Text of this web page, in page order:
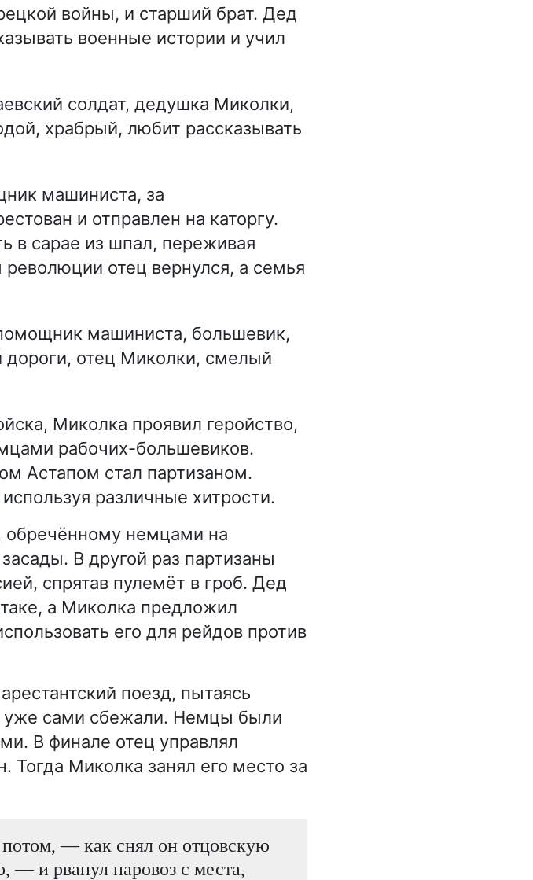
войны, и старший брат. Дед
военные истории и учил
солдат, дедушка Миколки,
храбрый, любит рассказывать
машиниста, за
и отправлен на каторгу.
в сарае из шпал, переживая
отец вернулся, а семья
машиниста, большевик,
дороги, отец Миколки, смелый
Миколка проявил геройство,
рабочих-большевиков.
Астапом стал партизаном.
различные хитрости.
немцами на
В другой раз партизаны
спрятав пулемёт в гроб. Дед
а Миколка предложил
его для рейдов против
поезд, пытаясь
уже сами сбежали. Немцы были
В финале отец управлял
Миколка занял его место за
— как снял он отцовскую
— и рванул паровоз с места,